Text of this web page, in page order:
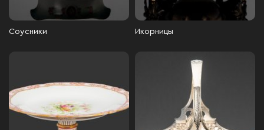
Соусники Икорницы